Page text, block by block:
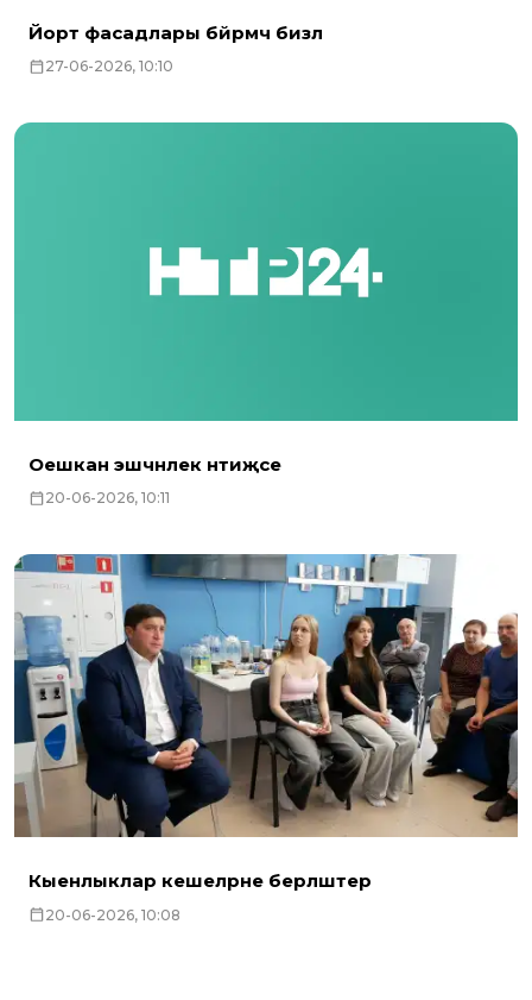
Йорт фасадлары бәйрәмчә бизәлә
27-06-2026, 10:10
Оешкан эшчәнлек нәтиҗәсе
20-06-2026, 10:11
Кыенлыклар кешеләрне берләштерә
20-06-2026, 10:08